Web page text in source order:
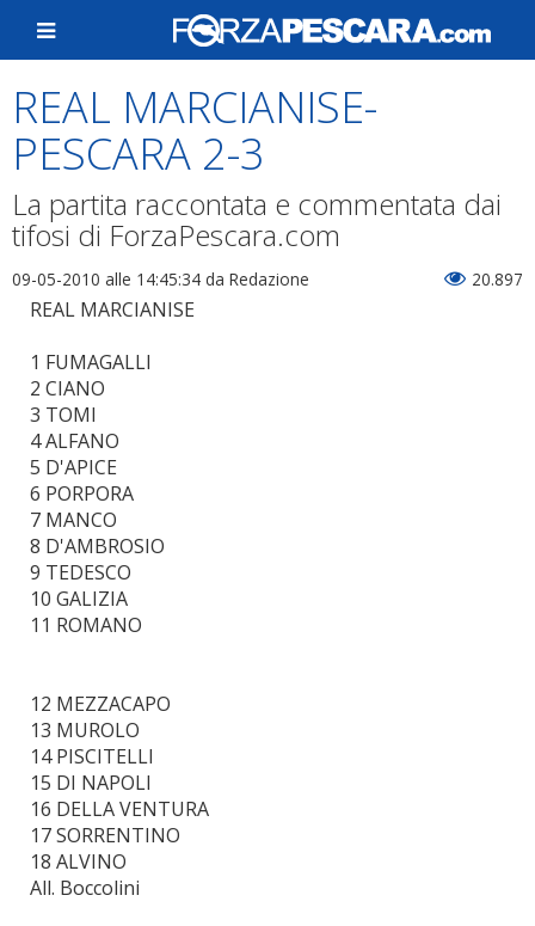
REAL MARCIANISE-
PESCARA 2-3
La partita raccontata e commentata dai
tifosi di ForzaPescara.com
09-05-2010 alle 14:45:34 da Redazione 20.897
REAL MARCIANISE
1 FUMAGALLI
2 CIANO
3 TOMI
4 ALFANO
5 D'APICE
6 PORPORA
7 MANCO
8 D'AMBROSIO
9 TEDESCO
10 GALIZIA
11 ROMANO
12 MEZZACAPO
13 MUROLO
14 PISCITELLI
15 DI NAPOLI
16 DELLA VENTURA
17 SORRENTINO
18 ALVINO
All. Boccolini